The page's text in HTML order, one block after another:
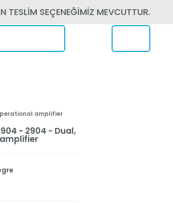
SEÇENEĞİMİZ MEVCUTTUR.
amplifier
- 2904 - Dual,